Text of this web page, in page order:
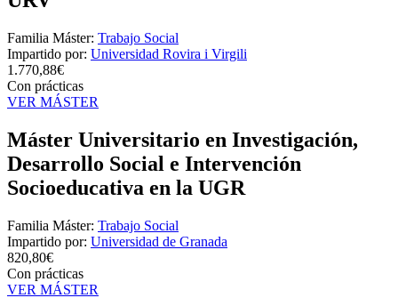
Familia Máster: Trabajo Social
Impartido por: Universidad Rovira i Virgili
1.770,88€
Con prácticas
VER MÁSTER
Máster Universitario en Investigación,
Desarrollo Social e Intervención
Socioeducativa en la UGR
Familia Máster: Trabajo Social
Impartido por: Universidad de Granada
820,80€
Con prácticas
VER MÁSTER